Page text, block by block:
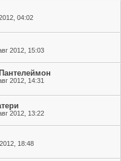
04:02
2012, 15:03
2012, 14:31
2012, 13:22
18:48